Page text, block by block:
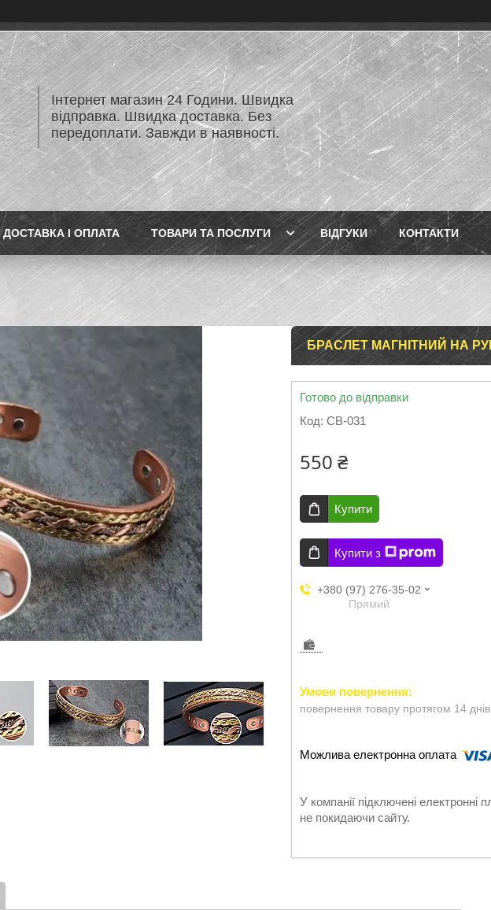
Інтернет магазин 24 Години. Швидка
відправка. Швидка доставка. Без
передоплати. Завжди в наявності.
ДОСТАВКА І ОПЛАТА ТОВАРИ ТА ПОСЛУГИ ВІДГУКИ КОНТАКТИ
БРАСЛЕТ МАГНІТНИЙ НА
Готово до відправки
Код: CB-031
550 ₴
Купити
Купити з
+380 (97) 276-35-02
Прямий
повернення товару протягом 14 днів
У компанії підключені
не покидаючи сайту.